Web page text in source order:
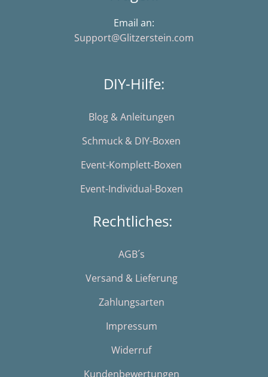
Email an:
Support@Glitzerstein.com
DIY-Hilfe:
Blog & Anleitungen
Schmuck & DIY-Boxen
Event-Komplett-Boxen
Event-Individual-Boxen
Rechtliches:
AGB´s
Versand & Lieferung
Zahlungsarten
Impressum
Widerruf
Kundenbewertungen